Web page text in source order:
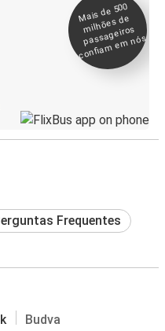
Mais de 500
milhões de
passageiros
confia
m e
m nós
Frequentes
Budva